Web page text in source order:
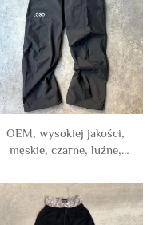
OEM, wysokiej jakości,
męskie, czarne, luźne,
otwarte dołem, nylonowe
poliestrowe spodenki
treningowe dla mężczyzn